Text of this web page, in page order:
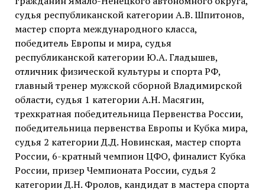
судья республиканской категории А.В. Шпитонов,
мастер спорта международного класса,
победитель Европы и мира, судья
республиканской категории Ю.А. Гладышев,
отличник физической культуры и спорта РФ,
главный тренер мужской сборной Владимирской
области, судья 1 категории А.Н. Масягин,
трехкратная победительница Первенства России,
победительница первенства Европы и Кубка мира,
судья 2 категории Д.Д. Новинская, мастер спорта
России, 6-кратный чемпион ЦФО, финалист Кубка
России, призер Чемпионата России, судья 2
категории Д.Н. Фролов, кандидат в мастера спорта